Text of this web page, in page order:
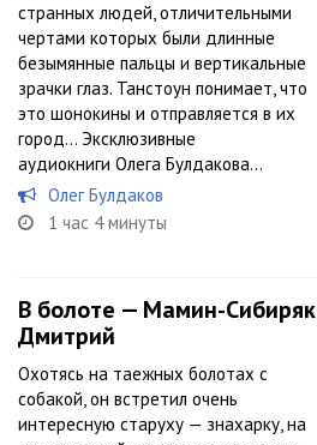
странных людей, отличительными
чертами которых были длинные
безымянные пальцы и вертикальные
зрачки глаз. Танстоун понимает, что
это шонокины и отправляется в их
город... Эксклюзивные
аудиокниги Олега Булдакова...
Олег Булдаков
1 час 4 минуты
В болоте — Мамин-Сибиряк
Дмитрий
Охотясь на таежных болотах с
собакой, он встретил очень
интересную старуху — знахарку, на